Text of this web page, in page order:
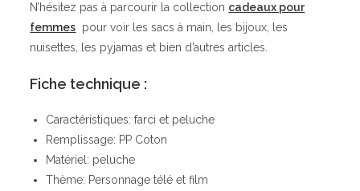
N’hésitez pas à parcourir la collection cadeaux pour
femmes pour voir les sacs à main, les bijoux, les
nuisettes, les pyjamas et bien d’autres articles.
Fiche technique :
Caractéristiques: farci et peluche
Remplissage: PP Coton
Matériel: peluche
Thème: Personnage télé et film